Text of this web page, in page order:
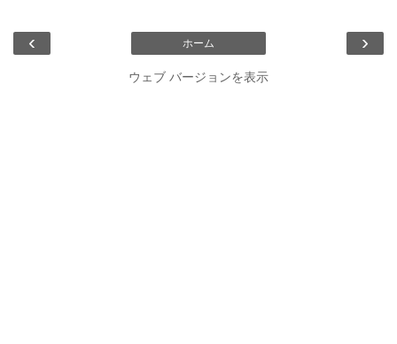
‹ ›
ホーム
ウェブ バージョンを表示